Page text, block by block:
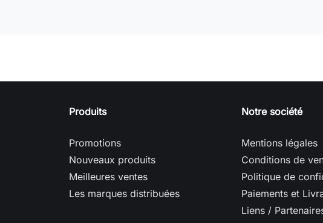
Produits
Promotions
Nouveaux produits
Meilleures ventes
Les marques distribuées
Notre société
Mentions légales
Conditions de
Politique de
Paiements et
Liens /